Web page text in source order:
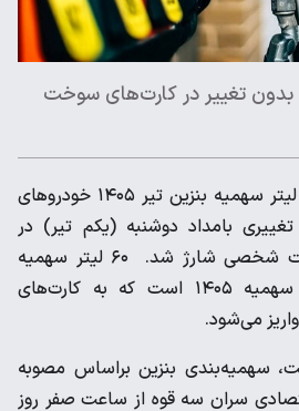
بدون تغییر در کارت‌های سوخت
۶۰ لیتر سهمیه بنزین تیر ۱۴۰۵ خودروهای
بامداد دوشنبه (یکم تیر) در
کارت‌های هوشمند سوخت شخصی شارژ شد. ۶۰ لیتر سهمیه
بنزین تیرماه، چهارمین سهمیه ۱۴۰۵ است که به کارت‌های
می‌شود.
سهمیه‌بندی بنزین براساس مصوبه
سران سه قوه از ساعت صفر روز